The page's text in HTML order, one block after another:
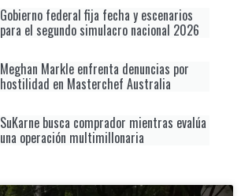
Gobierno federal fija fecha y escenarios
para el segundo simulacro nacional 2026
Meghan Markle enfrenta denuncias por
hostilidad en Masterchef Australia
SuKarne busca comprador mientras evalúa
una operación multimillonaria